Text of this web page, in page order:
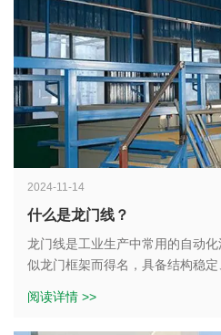
1. 检查槽体的密封性。确保电镀
电镀液泄漏。定期检查槽体的连
有泄漏及时修 理。
2. 清洁槽体表面。定期清 除槽体
用清洗剂和刷子进行清洗。避免使
3. 检查槽体的腐蚀情况。定期检
蚀及时进行修 理或更换。可以使
1. 槽体：一般采用耐腐蚀的材料
玻璃钢等。槽体的形状和大小根
而定，可以是长方形、正方形、
2. 加热及冷却装置：用于控制电
在适宜的温度范围内进行。加热
冷却方式通常采用循环水冷却。
3. 搅拌装置：可以使电镀液中的
量。搅拌方式有机械搅拌、空气
是待镀工件。导电装置确保电流能
2024-11-14
什么是龙门线？
龙门线是工业生产中常用的自动
似龙门框架而得名，具备结构稳定
阅读详情 >>